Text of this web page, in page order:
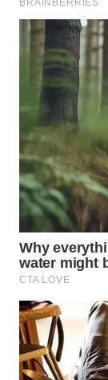
WN
INDRAMAYU
WN
MAJALENGKA
WN
SUBANG
WN
WN
PURWAKARTA